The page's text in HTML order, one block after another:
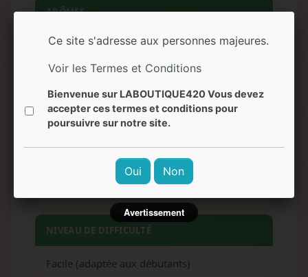
ARÔMES
Sucré, bonbons, skunk, terreux
Sucreries, friandises, notes musquées
NIVEAU DE DIFFICULTÉ
Facile (adaptée aux débutants)
Ce site s'adresse aux personnes majeures.
Voir les Termes et Conditions
Bienvenue sur LABOUTIQUE420 Vous devez
accepter ces termes et conditions pour
poursuivre sur notre site.
Oui Non
Avertissement